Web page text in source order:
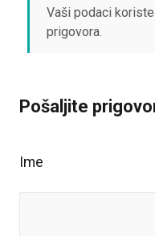
Vaši podaci
prigovora.
Pošaljite
Ime